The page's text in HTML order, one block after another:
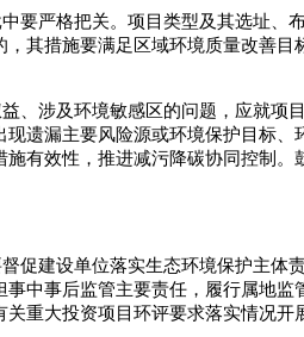
要严格把关。项目类型及其选址
其措施要满足区域环境质量改善
、涉及环境敏感区的问题，应就
遗漏主要风险源或环境保护目标
有效性，推进减污降碳协同控制
促建设单位落实生态环境保护主
中事后监管主要责任，履行属地
重大投资项目环评要求落实情况